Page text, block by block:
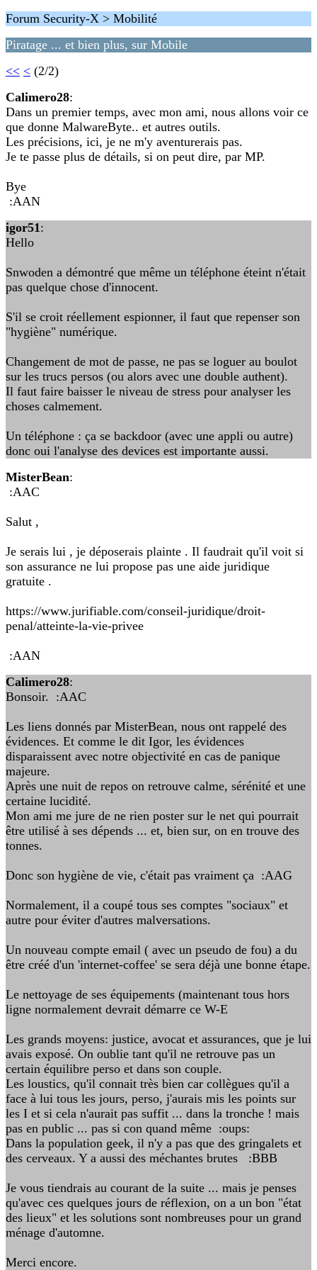
Forum Security-X > Mobilité
Piratage ... et bien plus, sur Mobile
<< < (2/2)
Calimero28:
Dans un premier temps, avec mon ami, nous allons voir ce
que donne MalwareByte.. et autres outils.
Les précisions, ici, je ne m'y aventurerais pas.
Je te passe plus de détails, si on peut dire, par MP.
Bye
:AAN
igor51:
Hello
Snwoden a démontré que même un téléphone éteint n'était
pas quelque chose d'innocent.
S'il se croit réellement espionner, il faut que repenser son
"hygiène" numérique.
Changement de mot de passe, ne pas se loguer au boulot
sur les trucs persos (ou alors avec une double authent).
Il faut faire baisser le niveau de stress pour analyser les
choses calmement.
Un téléphone : ça se backdoor (avec une appli ou autre)
donc oui l'analyse des devices est importante aussi.
MisterBean:
:AAC
Salut ,
Je serais lui , je déposerais plainte . Il faudrait qu'il voit si
son assurance ne lui propose pas une aide juridique
gratuite .
https://www.jurifiable.com/conseil-juridique/droit-
penal/atteinte-la-vie-privee
:AAN
Calimero28:
Bonsoir. :AAC
Les liens donnés par MisterBean, nous ont rappelé des
évidences. Et comme le dit Igor, les évidences
disparaissent avec notre objectivité en cas de panique
majeure.
Après une nuit de repos on retrouve calme, sérénité et une
certaine lucidité.
Mon ami me jure de ne rien poster sur le net qui pourrait
être utilisé à ses dépends ... et, bien sur, on en trouve des
tonnes.
Donc son hygiène de vie, c'était pas vraiment ça :AAG
Normalement, il a coupé tous ses comptes "sociaux" et
autre pour éviter d'autres malversations.
Un nouveau compte email ( avec un pseudo de fou) a du
être créé d'un 'internet-coffee' se sera déjà une bonne étape.
Le nettoyage de ses équipements (maintenant tous hors
ligne normalement devrait démarre ce W-E
Les grands moyens: justice, avocat et assurances, que je lui
avais exposé. On oublie tant qu'il ne retrouve pas un
certain équilibre perso et dans son couple.
Les loustics, qu'il connait très bien car collègues qu'il a
face à lui tous les jours, perso, j'aurais mis les points sur
les I et si cela n'aurait pas suffit ... dans la tronche ! mais
pas en public ... pas si con quand même :oups:
Dans la population geek, il n'y a pas que des gringalets et
des cerveaux. Y a aussi des méchantes brutes :BBB
Je vous tiendrais au courant de la suite ... mais je penses
qu'avec ces quelques jours de réflexion, on a un bon "état
des lieux" et les solutions sont nombreuses pour un grand
ménage d'automne.
Merci encore.